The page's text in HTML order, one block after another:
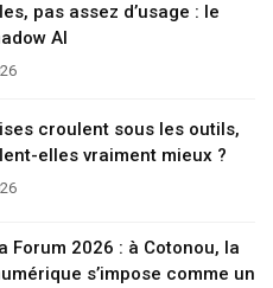
pas assez d’usage : le
AI
croulent sous les outils,
elles vraiment mieux ?
Forum 2026 : à Cotonou, la
s’impose comme un